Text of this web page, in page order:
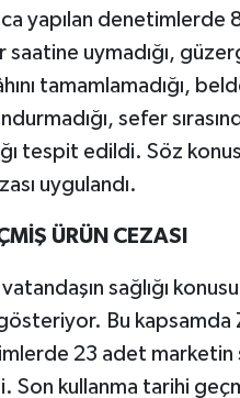
yapılan
uymadığı,
tamamlamadığı,
sefer
tespit edildi. Söz
uygulandı.
ÜRÜN CEZASI
sağlığı
Bu kapsamda
23 adet marketin
Son kullanma tarihi